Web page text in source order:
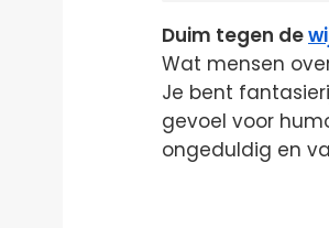
Duim tegen de
Wat mensen
Je bent
gevoel voor
ongeduldig en